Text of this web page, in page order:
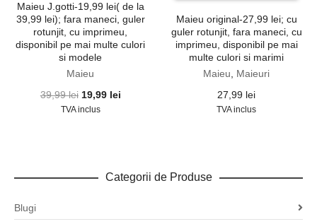
Maieu J.gotti-19,99 lei( de la
39,99 lei); fara maneci, guler
rotunjit, cu imprimeu,
disponibil pe mai multe culori
si modele
Maieu
39,99lei Prețul
inițial
19,99 leiPrețul
TVA inclus
Maieu original-27,99 lei; cu
guler rotunjit, fara maneci, cu
imprimeu, disponibil pe mai
multe culori si marimi
Maieu, Maieuri
27,99 lei
TVA inclus
Categorii de Produse
Blugi